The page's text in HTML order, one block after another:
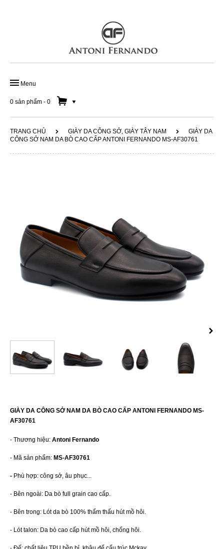
Menu
TRANG CHỦ
GIÀY DA CÔNG SỞ
0 sản phẩm - 0
TRANG CHỦ GIÀY DA CÔNG SỞ, GIÀY TÂY NAM
GIÀY DA
CÔNG SỞ NAM DA BÒ CAO CẤP ANTONI FERNANDO MS-AF30761
GIÀY DA CÔNG SỞ NAM DA BÒ CAO CẤP ANTONI FERNANDO MS-
AF30761
- Thương hiệu: Antoni Fernando
- Mã sản phẩm: MS-AF30761
- Phù hợp: công sở, âu phục...
- Bên ngoài: Da bò full grain cao cấp.
- Bên trong: Lót da bò 100% thẩm thấu hút mồ hôi.
- Lót talon: Da bò cao cấp hút mồ hôi, chống hôi.